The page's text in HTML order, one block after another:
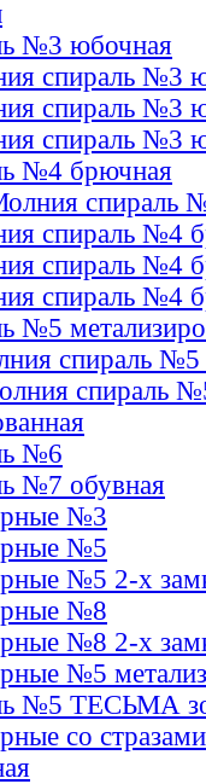
№3 юбочная
спираль №3
спираль №3
спираль №3
№4 брючная
спираль
спираль №4
спираль №4
спираль №4
№5
спираль №5
спираль
№6
№7 обувная
№3
№5
№5 2-х
№8
№8 2-х
№5
№5 ТЕСЬМА
со стразами